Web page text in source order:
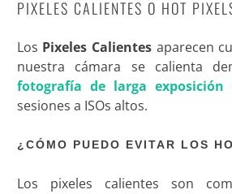
PIXELES CALIENTES O HOT
Los Pixeles Calientes aparecen
nuestra cámara se calienta
fotografía de larga exposición
sesiones a ISOs altos.
¿CÓMO PUEDO EVITAR LOS
Los pixeles calientes son